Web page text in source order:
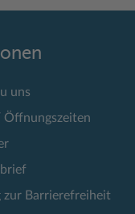
uns
Öffnungszeiten
zur Barrierefreiheit